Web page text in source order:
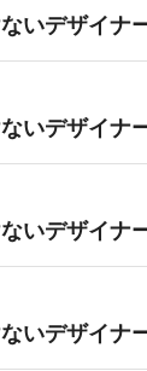
いデザイナ
いデザイナ
いデザイナ
いデザイナ